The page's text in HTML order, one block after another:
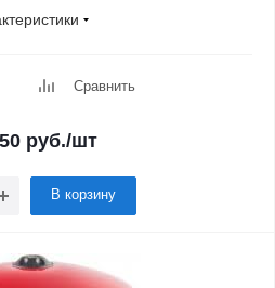
Сравнить
руб./шт
В корзину